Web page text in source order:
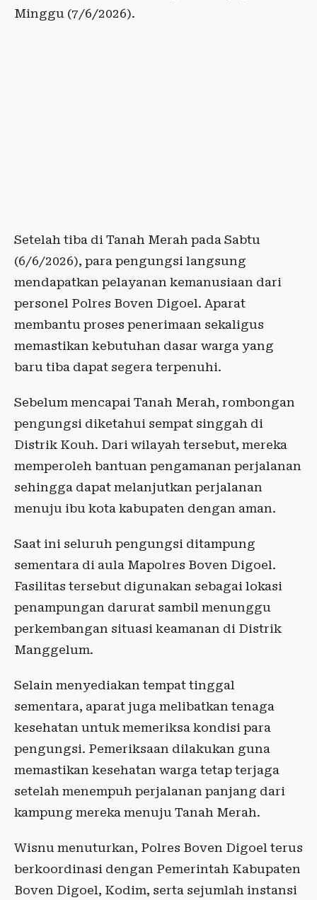
Minggu (7/6/2026).
Setelah tiba di Tanah Merah pada Sabtu
(6/6/2026), para pengungsi langsung
mendapatkan pelayanan kemanusiaan dari
personel Polres Boven Digoel. Aparat
membantu proses penerimaan sekaligus
memastikan kebutuhan dasar warga yang
baru tiba dapat segera terpenuhi.
Sebelum mencapai Tanah Merah, rombongan
pengungsi diketahui sempat singgah di
Distrik Kouh. Dari wilayah tersebut, mereka
memperoleh bantuan pengamanan perjalanan
sehingga dapat melanjutkan perjalanan
menuju ibu kota kabupaten dengan aman.
Saat ini seluruh pengungsi ditampung
sementara di aula Mapolres Boven Digoel.
Fasilitas tersebut digunakan sebagai lokasi
penampungan darurat sambil menunggu
perkembangan situasi keamanan di Distrik
Manggelum.
Selain menyediakan tempat tinggal
sementara, aparat juga melibatkan tenaga
kesehatan untuk memeriksa kondisi para
pengungsi. Pemeriksaan dilakukan guna
memastikan kesehatan warga tetap terjaga
setelah menempuh perjalanan panjang dari
kampung mereka menuju Tanah Merah.
Wisnu menuturkan, Polres Boven Digoel terus
berkoordinasi dengan Pemerintah Kabupaten
Boven Digoel, Kodim, serta sejumlah instansi